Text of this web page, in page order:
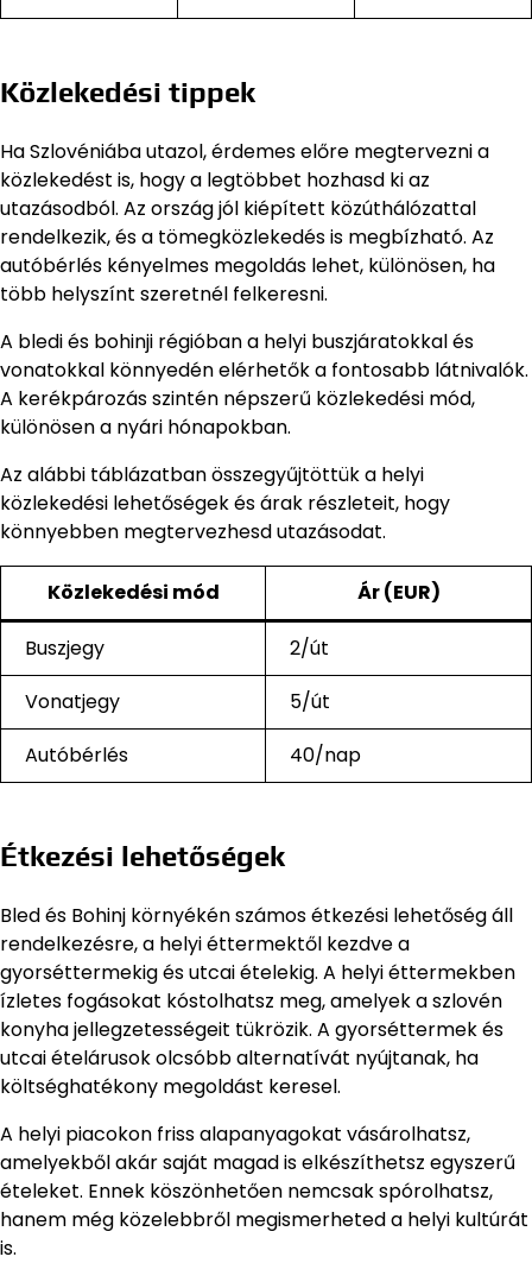
Közlekedési tippek
Ha Szlovéniába utazol, érdemes előre megtervezni a
közlekedést is, hogy a legtöbbet hozhasd ki az
utazásodból. Az ország jól kiépített közúthálózattal
rendelkezik, és a tömegközlekedés is megbízható. Az
autóbérlés kényelmes megoldás lehet, különösen, ha
több helyszínt szeretnél felkeresni.
A bledi és bohinji régióban a helyi buszjáratokkal és
vonatokkal könnyedén elérhetők a fontosabb látnivalók.
A kerékpározás szintén népszerű közlekedési mód,
különösen a nyári hónapokban.
Az alábbi táblázatban összegyűjtöttük a helyi
közlekedési lehetőségek és árak részleteit, hogy
könnyebben megtervezhesd utazásodat.
Közlekedési mód Ár (EUR)
Buszjegy
2/út
Vonatjegy
5/út
Autóbérlés
40/nap
Étkezési lehetőségek
Bled és Bohinj környékén számos étkezési lehetőség áll
rendelkezésre, a helyi éttermektől kezdve a
gyorséttermekig és utcai ételekig. A helyi éttermekben
ízletes fogásokat kóstolhatsz meg, amelyek a szlovén
konyha jellegzetességeit tükrözik. A gyorséttermek és
utcai ételárusok olcsóbb alternatívát nyújtanak, ha
költséghatékony megoldást keresel.
A helyi piacokon friss alapanyagokat vásárolhatsz,
amelyekből akár saját magad is elkészíthetsz egyszerű
ételeket. Ennek köszönhetően nemcsak spórolhatsz,
hanem még közelebbről megismerheted a helyi kultúrát
is.